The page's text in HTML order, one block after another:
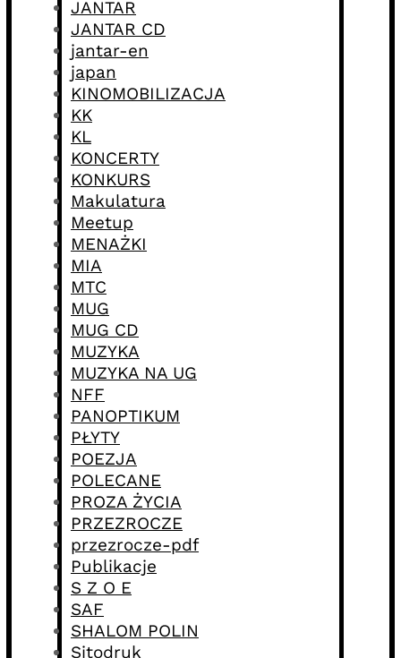
JANTAR
JANTAR CD
jantar-en
japan
KINOMOBILIZACJA
KK
KL
KONCERTY
KONKURS
Makulatura
Meetup
MENAŻKI
MIA
MTC
MUG
MUG CD
MUZYKA
MUZYKA NA UG
NFF
PANOPTIKUM
PŁYTY
POEZJA
POLECANE
PROZA ŻYCIA
PRZEZROCZE
przezrocze-pdf
Publikacje
S Z O E
SAF
SHALOM POLIN
Sitodruk